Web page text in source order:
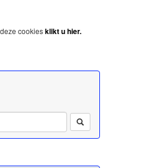
cookiesklikt u hier.